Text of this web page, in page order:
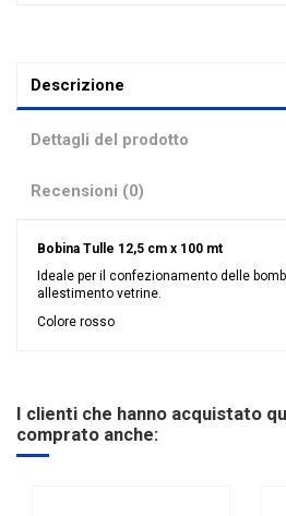
Descrizione
Dettagli del prodotto
Recensioni (0)
Bobina Tulle 12,5 cm x 100 mt
Ideale per il confezionamento delle
allestimento vetrine.
Colore rosso
I clienti che hanno acquistato
comprato anche: